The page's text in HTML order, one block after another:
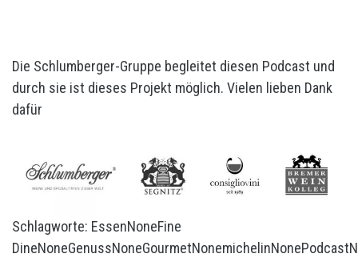
Die Schlumberger-Gruppe begleitet diesen Podcast und
durch sie ist dieses Projekt möglich. Vielen lieben Dank
dafür
Schlagworte: EssenNoneFine
DineNoneGenussNoneGourmetNonemichelinNonePodcast